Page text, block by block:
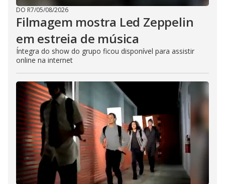
DO R7/05/08/2026
Filmagem mostra Led Zeppelin
em estreia de música
Íntegra do show do grupo ficou disponível para assistir
online na internet